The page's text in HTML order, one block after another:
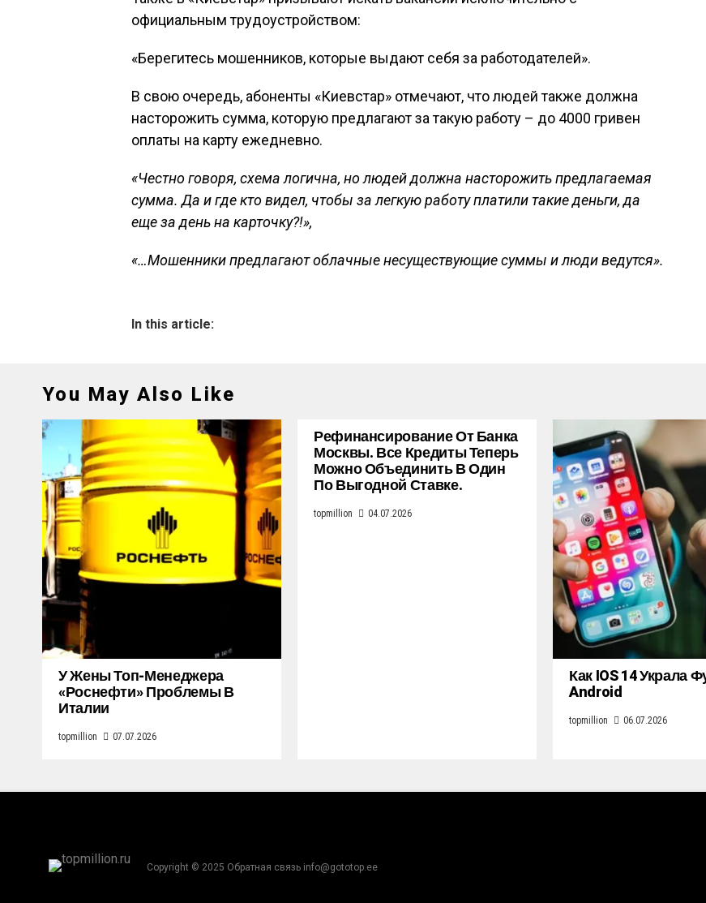
официальным трудоустройством:
«Берегитесь мошенников, которые выдают себя за работодателей».
В свою очередь, абоненты «Киевстар» отмечают, что людей также должна
насторожить сумма, которую предлагают за такую ​​работу – до 4000 гривен
оплаты на карту ежедневно.
«Честно говоря, схема логична, но людей должна насторожить предлагаемая
сумма. Да и где кто видел, чтобы за легкую работу платили такие деньги, да
еще за день на карточку?!»,
«…Мошенники предлагают облачные несуществующие суммы и люди ведутся».
In this article:
You May Also Like
У Жены Топ-Менеджера
«Роснефти» Проблемы В
Италии
topmillion 07.07.2026
Рефинансирование От Банка
Москвы. Все Кредиты Теперь
Можно Объединить В Один
По Выгодной Ставке.
topmillion 04.07.2026
Как IOS 14 Украла
Android
topmillion 06.07.2026
Copyright © 2025 Обратная связь info@gototop.ee